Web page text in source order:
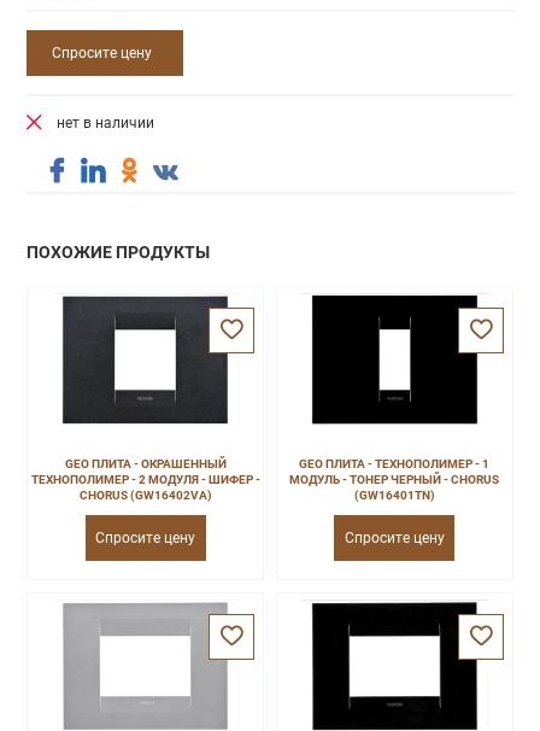
Спросите цену
нет в наличии
ПОХОЖИЕ ПРОДУКТЫ
GEO ПЛИТА - ОКРАШЕННЫЙ
ТЕХНОПОЛИМЕР - 2 МОДУЛЯ - ШИФЕР -
CHORUS (GW16402VA)
Спросите цену
GEO ПЛИТА - ТЕХНОПОЛИМЕР - 1
МОДУЛЬ - ТОНЕР ЧЕРНЫЙ - CHORUS
(GW16401TN)
Спросите цену